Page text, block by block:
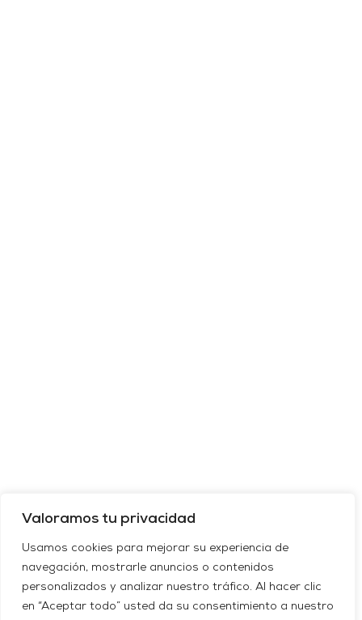
Valoramos tu privacidad
Usamos cookies para mejorar su experiencia de
navegación, mostrarle anuncios o contenidos
personalizados y analizar nuestro tráfico. Al hacer clic
en “Aceptar todo” usted da su consentimiento a nuestro